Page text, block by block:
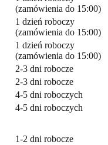
(zamówienia do 15:00)
1 dzień roboczy
(zamówienia do 15:00)
1 dzień roboczy
(zamówienia do 15:00)
2-3 dni robocze
2-3 dni robocze
4-5 dni roboczych
4-5 dni roboczych
1-2 dni robocze